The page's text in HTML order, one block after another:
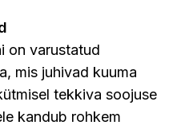
on varustatud
mis juhivad kuuma
tekkiva soojuse
kandub rohkem